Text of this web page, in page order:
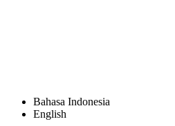
Bahasa Indonesia
English